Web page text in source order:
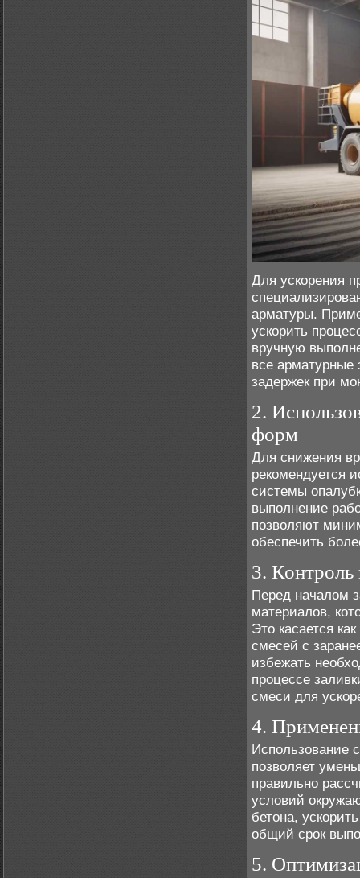
Для ускорения
арматуры.
ускорить
вручную
все арматурные
задержек при
2.
форм
Для снижения
рекомендуется
системы
выполнение
позволяют
обеспечить
3. Контроль
Перед началом
материалов,
Это касается
смесей с
избежать
процессе
смеси для
4.
Использование
позволяет
правильно
условий
бетона,
общий срок
5.